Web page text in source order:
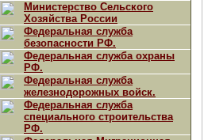
Министерство Сельского
Хозяйства России
Федеральная служба
безопасности РФ.
Федеральная служба охраны
РФ.
Федеральная служба
железнодорожных войск.
Федеральная служба
специального строительства
РФ.